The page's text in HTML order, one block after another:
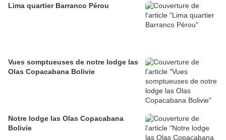
Lima quartier Barranco Pérou
Vues somptueuses de notre lodge las
Olas Copacabana Bolivie
Notre lodge las Olas Copacabana
Bolivie